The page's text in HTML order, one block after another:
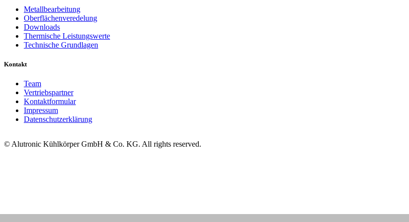
Metallbearbeitung
Oberflächenveredelung
Downloads
Thermische Leistungswerte
Technische Grundlagen
Kontakt
Team
Vertriebspartner
Kontaktformular
Impressum
Datenschutzerklärung
© Alutronic Kühlkörper GmbH & Co. KG. All rights reserved.